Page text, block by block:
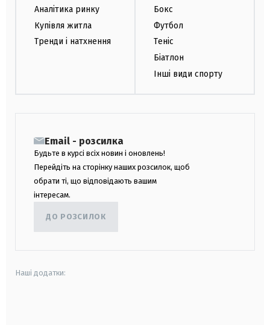
Аналітика ринку
Купівля житла
Тренди і натхнення
Бокс
Футбол
Теніс
Біатлон
Інші види спорту
Email - розсилка
Будьте в курсі всіх новин і оновлень!
Перейдіть на сторінку наших розсилок, щоб
обрати ті, що відповідають вашим
інтересам.
ДО РОЗСИЛОК
Наші додатки: